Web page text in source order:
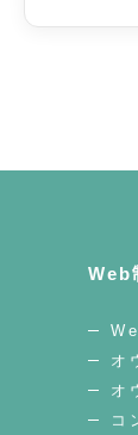
Web
オ
オ
コ